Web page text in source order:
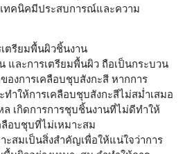
ทคนิคมีประสบการณ์และความ
ตรียมพื้นผิวชิ้นงาน
และการเตรียมพื้นผิว ถือเป็นกระบวน
งการเคลือบชุบสังกะสี หากการ
ทำให้การเคลือบชุบสังกะสีไม่สม่ำเสมอ
ล เกิดการการชุบชิ้นงานที่ไม่ดีทำให้
อบชุบที่ไม่เหมาะสม
ะสมเป็นสิ่งสำคัญเพื่อให้แน่ใจว่าการ